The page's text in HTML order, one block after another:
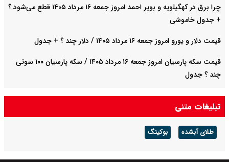
چرا برق در کهگیلویه و بویر احمد امروز جمعه ۱۶ مرداد ۱۴۰۵ قطع می‌شود ؟
+ جدول خاموشی
قیمت دلار و یورو امروز جمعه ۱۶ مرداد ۱۴۰۵ / دلار چند ؟ + جدول
قیمت سکه پارسیان امروز جمعه ۱۶ مرداد ۱۴۰۵ / سکه پارسیان ۱۰۰ سوتی
چند ؟ جدول
صادرات نفت عربستان به آمریکا متوقف شد
تبلیغات متنی
طلای آبشده بوکینگ